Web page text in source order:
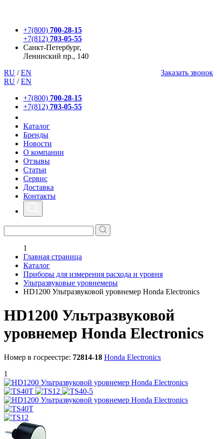
+7(800) 700-28-15
+7(812) 703-05-55
Санкт-Петербург,
Ленинский пр., 140
RU / EN
Заказать звонок
RU / EN
+7(800) 700-28-15
+7(812) 703-05-55
Каталог
Бренды
Новости
О компании
Отзывы
Статьи
Сервис
Доставка
Контакты
1
Главная страница
Каталог
Приборы для измерения расхода и уровня
Ультразвуковые уровнемеры
HD1200 Ультразвуковой уровнемер Honda Electronics
HD1200 Ультразвуковой
уровнемер Honda Electronics
Номер в госреестре: 72814-18 Honda Electronics
1